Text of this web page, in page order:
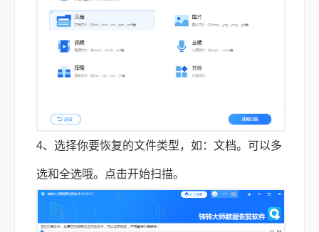
4、选择你要恢复的文件类型，如：文档。可以多
选和全选哦。点击开始扫描。